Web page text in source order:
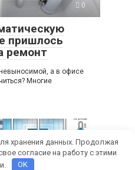
0
пришлось
ремонт
а в офисе
Многие
хранения данных. Продолжая
согласие на работу с этими
OK